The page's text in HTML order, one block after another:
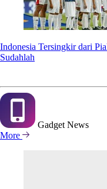
Indonesia Tersingkir dari
Sudahlah
Gadget News
More